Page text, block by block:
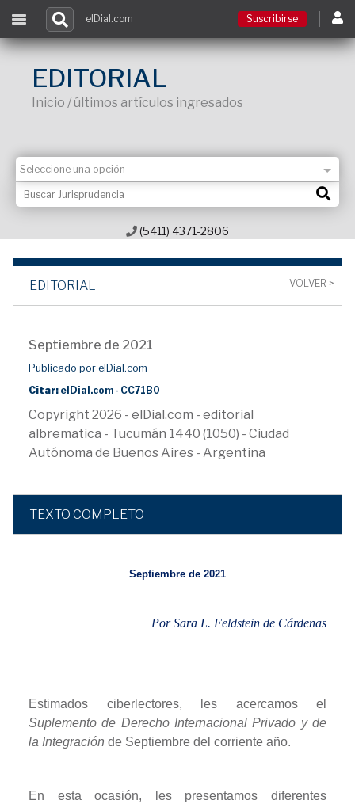
Contacto
elDial.com Suscribirse
EDITORIAL
Inicio / últimos artículos ingresados
(5411) 4371-2806
EDITORIAL VOLVER >
Septiembre de 2021
Publicado por elDial.com
Citar: elDial.com - CC71B0
Copyright 2026 - elDial.com - editorial
albrematica - Tucumán 1440 (1050) - Ciudad
Autónoma de Buenos Aires - Argentina
TEXTO COMPLETO
Septiembre de 2021
Por Sara L. Feldstein de Cárdenas
Estimados ciberlectores, les acercamos el
Suplemento de Derecho Internacional Privado y de
la Integración de Septiembre del corriente año.
En esta ocasión, les presentamos diferentes